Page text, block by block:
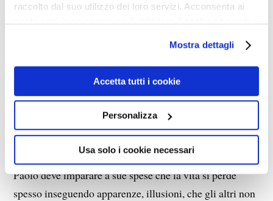
raccolto dal suo utilizzo dei loro servizi. Acconsenta ai
Mostra dettagli
Accetta tutti i cookie
Personalizza
Usa solo i cookie necessari
odio verso se stessa e verso la vita. Quello che ci viene
descritto è un piccolo miracolo di grazia, che non fa
rumore, come in genere è nello stile di Dio, ma un
ragazzo che si mantiene normale in questo clima è un
capolavoro della Provvidenza. Così il romanzo ha il
merito di dar voce a tante storie “anonime” ma esistenti,
e che imperlano la vita in questo mondo, spesso
stranamente autoconvinto che solo il dolore è vero.
Ma andiamo con ordine.
Paolo deve imparare a sue spese che la vita si perde
spesso inseguendo apparenze, illusioni, che gli altri non